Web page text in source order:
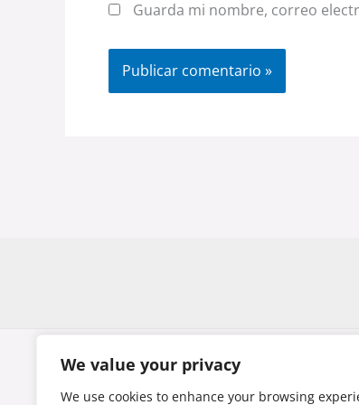
We value your privacy
We use cookies to enhance your browsing
Guarda mi nombre, correo